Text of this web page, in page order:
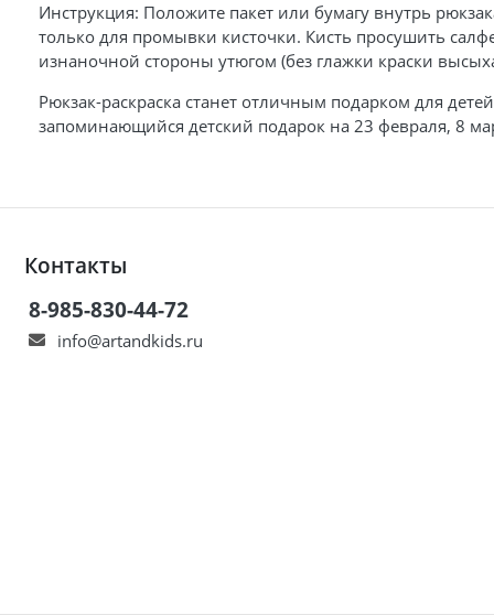
Инструкция: Положите пакет или бумагу внутрь
только для промывки кисточки. Кисть просушить
изнаночной стороны утюгом (без глажки краски
Рюкзак-раскраска станет отличным подарком для
запоминающийся детский подарок на 23 февраля, 8
Контакты
8-985-830-44-72
info@artandkids.ru